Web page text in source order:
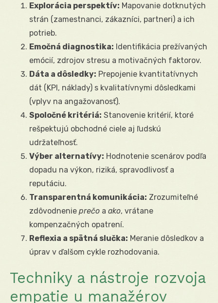
Explorácia perspektív: Mapovanie dotknutých
strán (zamestnanci, zákazníci, partneri) a ich
potrieb.
Emočná diagnostika: Identifikácia prežívaných
emócií, zdrojov stresu a motivačných faktorov.
Dáta a dôsledky: Prepojenie kvantitatívnych
dát (KPI, náklady) s kvalitatívnymi dôsledkami
(vplyv na angažovanosť).
Spoločné kritériá: Stanovenie kritérií, ktoré
rešpektujú obchodné ciele aj ľudskú
udržateľnosť.
Výber alternatívy: Hodnotenie scenárov podľa
dopadu na výkon, riziká, spravodlivosť a
reputáciu.
Transparentná komunikácia: Zrozumiteľné
zdôvodnenie prečo a ako, vrátane
kompenzačných opatrení.
Reflexia a spätná slučka: Meranie dôsledkov a
úprav v ďalšom cykle rozhodovania.
Techniky a nástroje rozvoja
empatie u manažérov